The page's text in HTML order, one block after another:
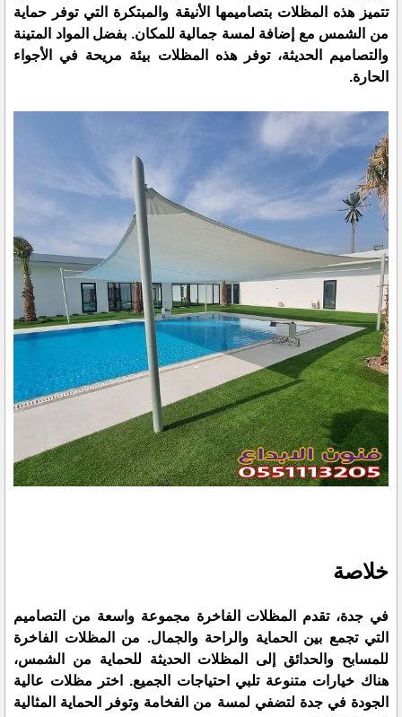
تتميز هذه المظلات بتصاميمها الأنيقة والمبتكرة التي توفر حماية
من الشمس مع إضافة لمسة جمالية للمكان. بفضل المواد المتينة
والتصاميم الحديثة، توفر هذه المظلات بيئة مريحة في الأجواء
الحارة.
خلاصة
في جدة، تقدم المظلات الفاخرة مجموعة واسعة من التصاميم
التي تجمع بين الحماية والراحة والجمال. من
المظلات الفاخرة
للمسابح والحدائق إلى المظلات الحديثة للحماية من الشمس،
هناك خيارات متنوعة تلبي احتياجات الجميع. اختر مظلات عالية
الجودة في جدة لتضفي لمسة من الفخامة وتوفر الحماية المثالية